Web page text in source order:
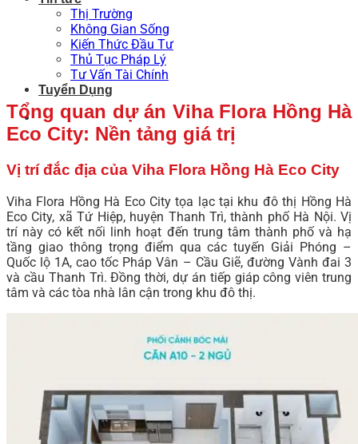
Thị Trường
Không Gian Sống
Kiến Thức Đầu Tư
Thủ Tục Pháp Lý
Tư Vấn Tài Chính
Tuyển Dụng
Tổng quan dự án Viha Flora Hồng Hà
Eco City: Nền tảng giá trị
Vị trí đắc địa của Viha Flora Hồng Hà Eco City
Viha Flora Hồng Hà Eco City tọa lạc tại khu đô thị Hồng Hà
Eco City, xã Tứ Hiệp, huyện Thanh Trì, thành phố Hà Nội. Vị
trí này có kết nối linh hoạt đến trung tâm thành phố và hạ
tầng giao thông trọng điểm qua các tuyến Giải Phóng –
Quốc lộ 1A, cao tốc Pháp Vân – Cầu Giẽ, đường Vành đai 3
và cầu Thanh Trì. Đồng thời, dự án tiếp giáp công viên trung
tâm và các tòa nhà lân cận trong khu đô thị.